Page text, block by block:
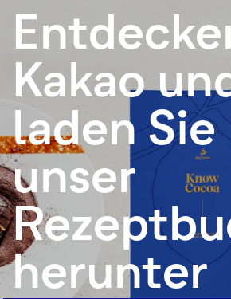
Kakao
laden Sie
unser
herunter